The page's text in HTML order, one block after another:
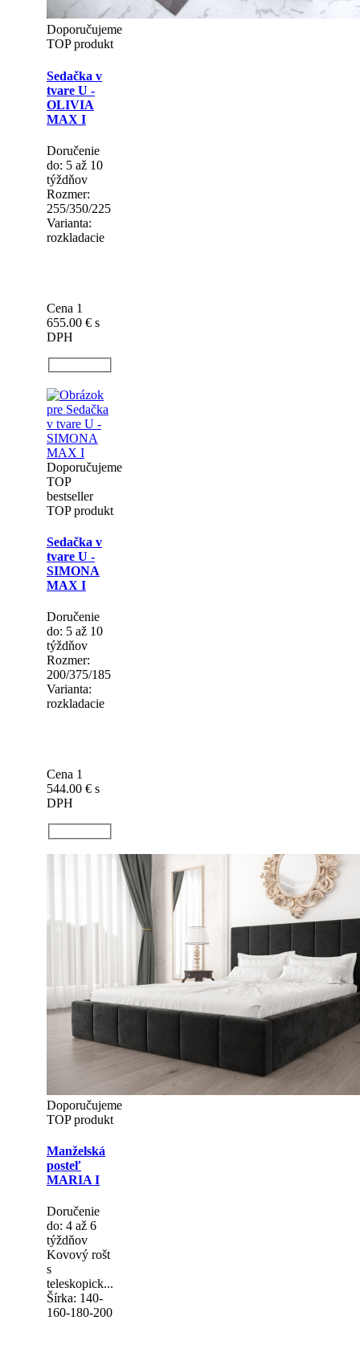
Doporučujeme
TOP produkt
Sedačka v
tvare U -
OLIVIA
MAX I
Doručenie
do: 5 až 10
týždňov
Rozmer:
255/350/225
Varianta:
rozkladacie
Cena 1
655.00 € s
DPH
Doporučujeme
TOP
bestseller
TOP produkt
Sedačka v
tvare U -
SIMONA
MAX I
Doručenie
do: 5 až 10
týždňov
Rozmer:
200/375/185
Varianta:
rozkladacie
Cena 1
544.00 € s
DPH
Doporučujeme
TOP produkt
Manželská
posteľ
MARIA I
Doručenie
do: 4 až 6
týždňov
Kovový rošt
s
teleskopick...
Šírka: 140-
160-180-200